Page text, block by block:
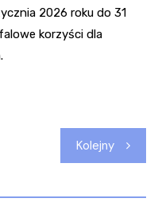
2026 roku do 31
korzyści dla
Kolejny